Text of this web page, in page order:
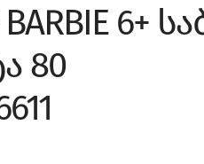
BARBIE 6+
80